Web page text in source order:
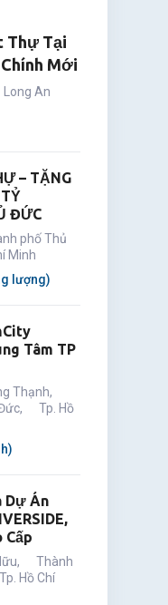
Thự Tại
Mới
Long An
– TẶNG
ĐỨC
phố Thủ
Minh
lượng)
Tâm TP
Thạnh,
,
Tp. Hồ
Dự Án
Cấp
,
Thành
Tp. Hồ Chí